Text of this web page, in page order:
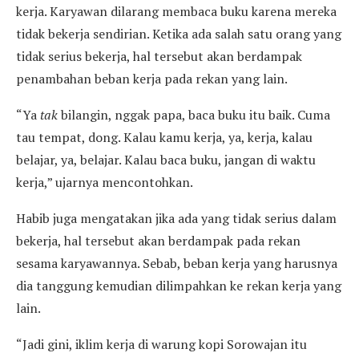
kerja. Karyawan dilarang membaca buku karena mereka
tidak bekerja sendirian. Ketika ada salah satu orang yang
tidak serius bekerja, hal tersebut akan berdampak
penambahan beban kerja pada rekan yang lain.
“Ya takbilangin, nggak papa, baca buku itu baik. Cuma
tau tempat, dong. Kalau kamu kerja, ya, kerja, kalau
belajar, ya, belajar. Kalau baca buku, jangan di waktu
kerja,” ujarnya mencontohkan.
Habib juga mengatakan jika ada yang tidak serius dalam
bekerja, hal tersebut akan berdampak pada rekan
sesama karyawannya. Sebab, beban kerja yang harusnya
dia tanggung kemudian dilimpahkan ke rekan kerja yang
lain.
“Jadi gini, iklim kerja di warung kopi Sorowajan itu